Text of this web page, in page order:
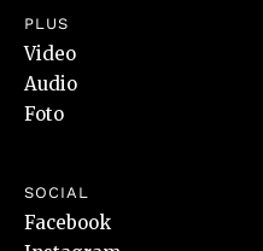
PLUS
Video
Audio
Foto
SOCIAL
Facebook